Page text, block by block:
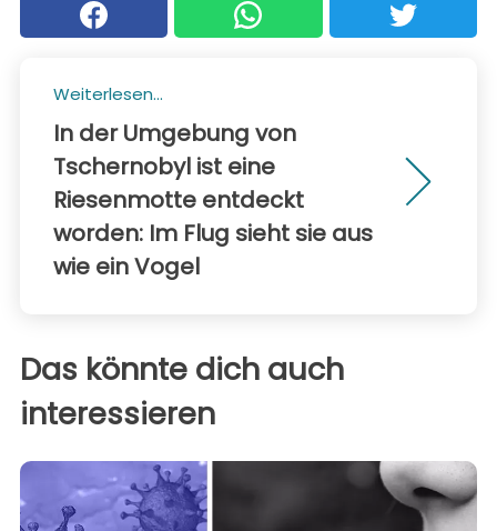
Weiterlesen...
In der Umgebung von
Tschernobyl ist eine
Riesenmotte entdeckt
worden: Im Flug sieht sie aus
wie ein Vogel
Das könnte dich auch
interessieren